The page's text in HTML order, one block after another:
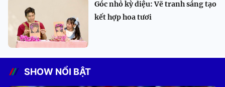
Góc nhỏ kỳ diệu: Vẽ tranh sáng tạo
kết hợp hoa tươi
SHOW NỔI BẬT